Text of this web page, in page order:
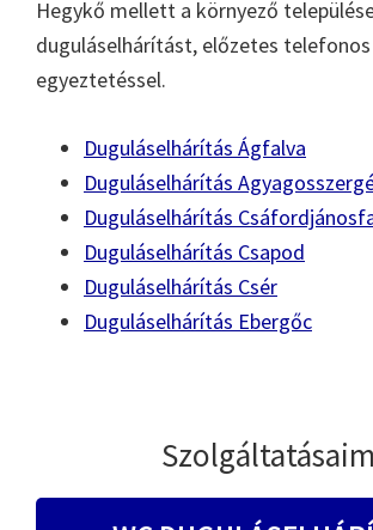
Hegykő mellett a környező
duguláselhárítást, előzetes telefonos
egyeztetéssel.
Duguláselhárítás Ágfalva
Duguláselhárítás
Duguláselhárítás
Duguláselhárítás Csapod
Duguláselhárítás Csér
Duguláselhárítás Ebergőc
Szolgáltatásaim